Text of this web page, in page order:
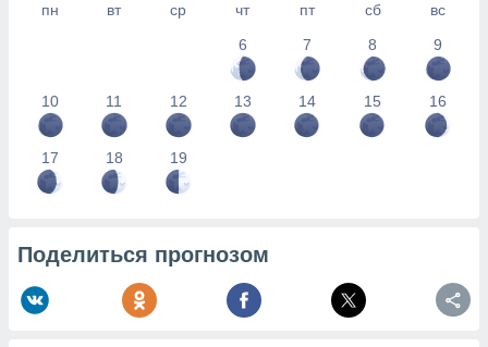
пн вт ср чт пт сб
вс
6
7 8 9
10 11 12 13 14 15 16
17 18 19
Поделиться прогнозом